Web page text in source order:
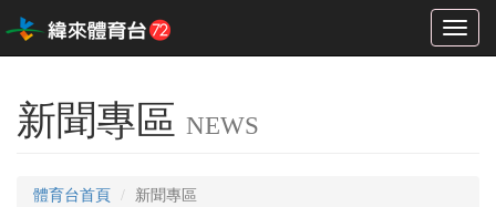
Toggle
新聞專區 NEWS
體育台首頁 新聞專區